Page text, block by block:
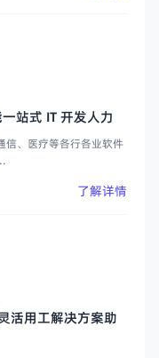
站式 IT 开发人力
信、医疗等各行各业软件
了解详情
活用工解决方案助